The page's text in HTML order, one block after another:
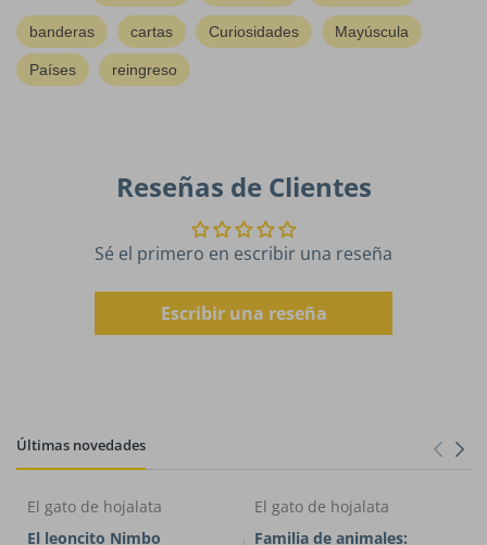
banderas cartas Curiosidades Mayúscula
Países reingreso
Reseñas de Clientes
Sé el primero en escribir una reseña
Escribir una reseña
Últimas novedades
El gato de hojalata
El leoncito Nimbo
El gato de hojalata
Familia de animales: